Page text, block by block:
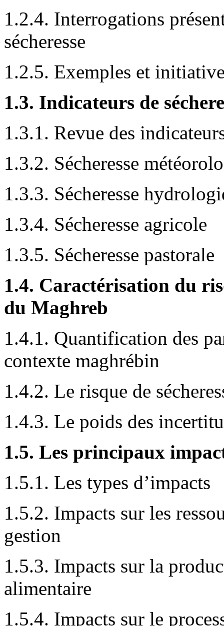
1.2.4. Interrogations
sécheresse
1.2.5. Exemples et
1.3. Indicateurs de
1.3.1. Revue des
1.3.2. Sécheresse
1.3.3. Sécheresse
1.3.4. Sécheresse agricole
1.3.5. Sécheresse pastorale
1.4. Caractérisation du
du Maghreb
1.4.1. Quantification des
contexte maghrébin
1.4.2. Le risque de
1.4.3. Le poids des
1.5. Les principaux
1.5.1. Les types d’impacts
1.5.2. Impacts sur les
gestion
1.5.3. Impacts sur la
alimentaire
1.5.4. Impacts sur le